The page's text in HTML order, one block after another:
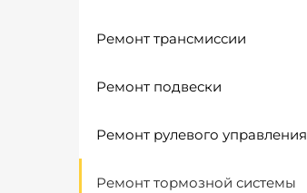
Ремонт трансмиссии
Ремонт подвески
Ремонт рулевого управления
Ремонт тормозной системы